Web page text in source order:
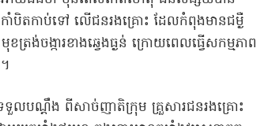
ាំបិតកាប់ទៅ លើជនរងគ្រោះ ដែលកំពុងមានជម្ងឺ
ចង្ការខាងឆ្វេងធ្ងន់ ក្រោយពេលធ្វើសកម្មភាព
បណ្តឹង ពីសាច់ញាតិក្រុម គ្រួសារជនរងគ្រោះ